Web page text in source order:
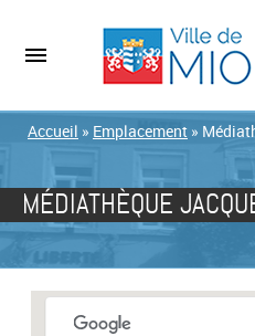
Accueil » Emplacement »
MÉDIATHÈQUE